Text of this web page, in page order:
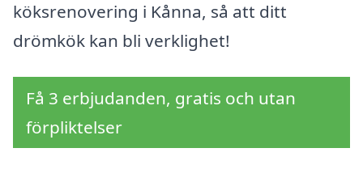
köksrenovering i Kånna, så att ditt
drömkök kan bli verklighet!
Få 3 erbjudanden, gratis och utan
förpliktelser